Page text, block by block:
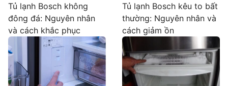
Tủ lạnh Bosch không
đông đá: Nguyên nhân
và cách khắc phục
Tủ lạnh Bosch kêu to bất
thường: Nguyên nhân và
cách giảm ồn